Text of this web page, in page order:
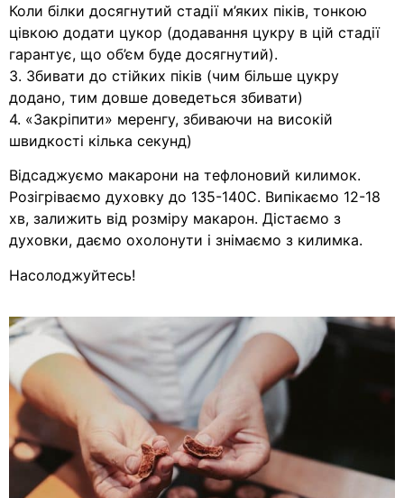
Коли білки досягнутий стадії м’яких піків, тонкою
цівкою додати цукор (додавання цукру в цій стадії
гарантує, що об’єм буде досягнутий).
3. Збивати до стійких піків (чим більше цукру
додано, тим довше доведеться збивати)
4. «Закріпити» меренгу, збиваючи на високій
швидкості кілька секунд)
Відсаджуємо макарони на тефлоновий килимок.
Розігріваємо духовку до 135-140С. Випікаємо 12-18
хв, залижить від розміру макарон. Дістаємо з
духовки, даємо охолонути і знімаємо з килимка.
Насолоджуйтесь!